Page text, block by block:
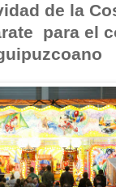
de la
para el